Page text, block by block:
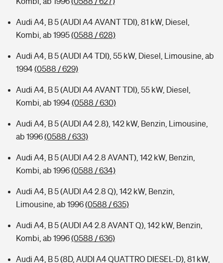
Audi A4, B 5 (AUDI A4 AVANT TDI), 81 kW, Diesel,
Kombi, ab 1995(0588 / 628)
Audi A4, B 5 (AUDI A4 TDI), 55 kW, Diesel, Limousine, ab
1994(0588 / 629)
Audi A4, B 5 (AUDI A4 AVANT TDI), 55 kW, Diesel,
Kombi, ab 1994(0588 / 630)
Audi A4, B 5 (AUDI A4 2.8), 142 kW, Benzin, Limousine,
ab 1996(0588 / 633)
Audi A4, B 5 (AUDI A4 2.8 AVANT), 142 kW, Benzin,
Kombi, ab 1996(0588 / 634)
Audi A4, B 5 (AUDI A4 2.8 Q), 142 kW, Benzin,
Limousine, ab 1996(0588 / 635)
Audi A4, B 5 (AUDI A4 2.8 AVANT Q), 142 kW, Benzin,
Kombi, ab 1996(0588 / 636)
Audi A4, B 5 (8D, AUDI A4 QUATTRO DIESEL-D), 81 kW,